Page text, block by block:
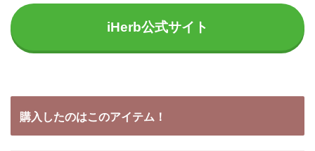
iHerb公式サイト
購入したのはこのアイテム！